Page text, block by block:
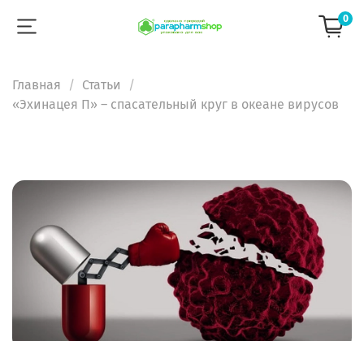
0
Главная
Статьи
«Эхинацея П» – спасательный круг в океане вирусов